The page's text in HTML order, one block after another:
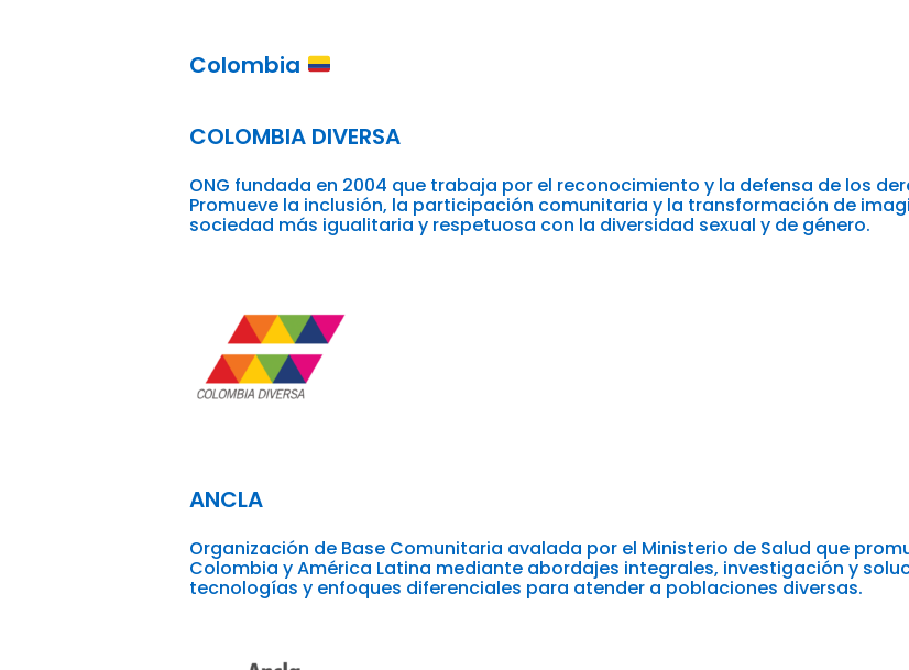
Colombia
COLOMBIA DIVERSA
ONG fundada en 2004 que trabaja por el reconocimiento y la defensa de los
Promueve la inclusión, la participación comunitaria y la transformación de
sociedad más igualitaria y respetuosa con la diversidad sexual y de género.
ANCLA
Organización de Base Comunitaria avalada por el Ministerio de Salud que
Colombia y América Latina mediante abordajes integrales, investigación y
tecnologías y enfoques diferenciales para atender a poblaciones diversas.